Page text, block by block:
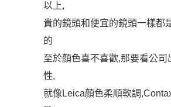
以上,
貴的鏡頭和便宜的鏡頭一樣都
的
至於顏色喜不喜歡,那要看公司
性,
就像Leica顏色柔順軟調